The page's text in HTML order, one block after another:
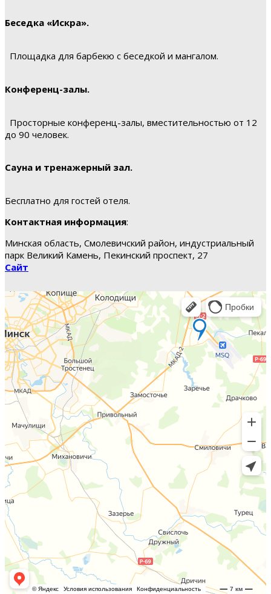
Беседка «Искра».
Площадка для барбекю с беседкой и мангалом.
Конференц-залы.
Просторные конференц-залы, вместительностью от 12
до 90 человек.
Сауна и тренажерный зал.
Бесплатно для гостей отеля.
Контактная информация:
Минская область, Смолевичский район, индустриальный
парк Великий Камень, Пекинский проспект, 27
Сайт